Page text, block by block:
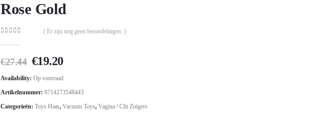
Rose Gold
( Er zijn nog geen beoordelingen. )
€27.44 Oorspronkelijke
prijs
was:
€27.44.
€19.20Huidige
prijs
is:
€19.20.
Availability: Op voorraad
Artikelnummer: 8714273548443
Categorieën: Toys Haar, Vacuum Toys, Vagina / Clit Zuigers